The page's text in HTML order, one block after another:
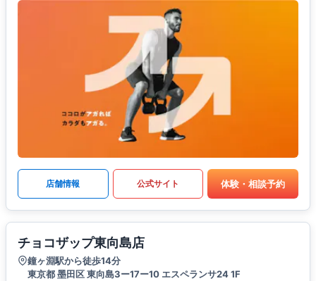
店舗情報 公式サイト 体験・相談予約
チョコザップ東向島店
鐘ヶ淵駅から徒歩14分
東京都 墨田区 東向島3ー17ー10 エスペランサ24 1F